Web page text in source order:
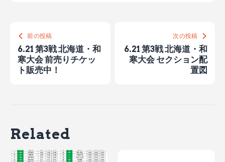
前の投稿
6.21 第3戦 北海道・和
寒大会 前売りチケッ
ト販売中！
次の投稿
6.21 第3戦 北海道・和
寒大会 セクション配
置図
Related